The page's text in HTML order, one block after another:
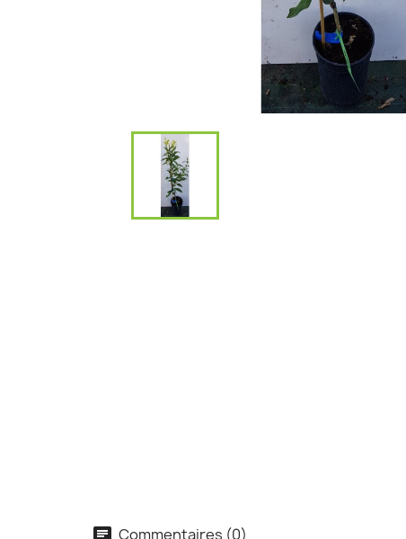
Commentaires (0)